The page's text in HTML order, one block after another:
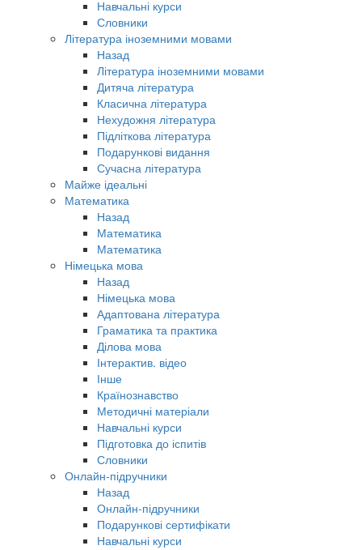
Навчальні курси
Словники
Література іноземними мовами
Назад
Література іноземними мовами
Дитяча література
Класична література
Нехудожня література
Підліткова література
Подарункові видання
Сучасна література
Майже ідеальні
Математика
Назад
Математика
Математика
Німецька мова
Назад
Німецька мова
Адаптована література
Граматика та практика
Ділова мова
Інтерактив. відео
Інше
Країнознавство
Методичні матеріали
Навчальні курси
Підготовка до іспитів
Словники
Онлайн-підручники
Назад
Онлайн-підручники
Подарункові сертифікати
Навчальні курси